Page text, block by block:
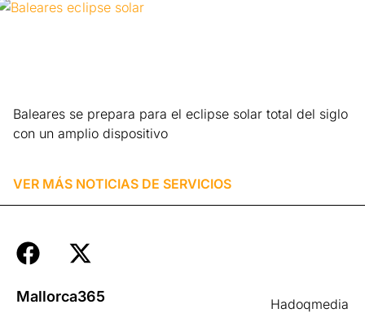
Baleares se prepara para el eclipse solar total del siglo
con un amplio dispositivo
VER MÁS NOTICIAS DE SERVICIOS
Hadoqmedia
Mallorca365